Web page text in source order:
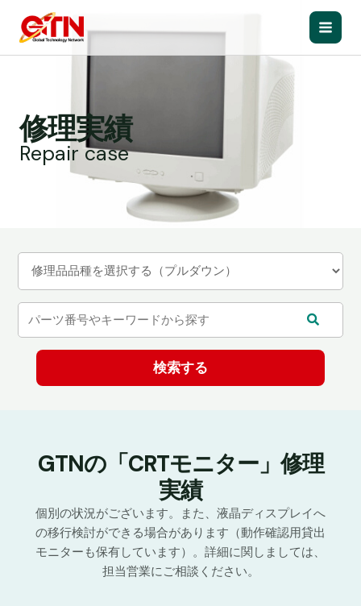
Main
修理実績
Repair case
GTNの「CRTモニター」修理
実績
個別の状況がございます。また、液晶ディスプレイへ
の移行検討ができる場合があります（動作確認用貸出
モニターも保有しています）。詳細に関しましては、
担当営業にご相談ください。